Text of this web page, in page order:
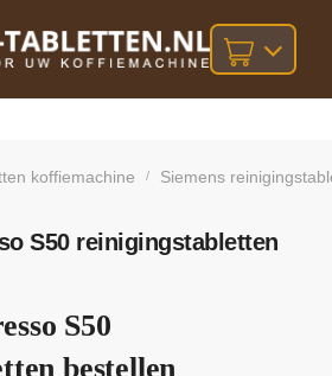
besteld,
bij orders
koffiemachine / Siemens
S50 reinigingstabletten
S50
bestellen